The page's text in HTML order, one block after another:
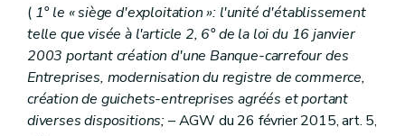
( 1° le « siège d'exploitation »: l'unité d'établissement
telle que visée à l'article 2, 6° de la loi du 16 janvier
2003 portant création d'une Banque-carrefour des
Entreprises, modernisation du registre de commerce,
création de guichets-entreprises agréés et portant
diverses dispositions;– AGW du 26 février 2015, art. 5,